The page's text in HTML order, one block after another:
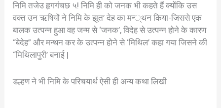
निमि तजेउ हृगगंचछ ५! निमि ही को जनक भी कहते हैं क्योंकि उस
वक्त उन ऋषियों ने निमि के झूत’ देह का मन्‍्थन किया-जिससे एक
बालक उत्पन्न हुआ वह जन्म से ‘जनक’, विदेह से उत्पन्न होने के कारण
“बेदेह” और मन्थन कर के उत्पन्न होने से ‘मिथिल’ कहा गया जिसने की
“मिथिलापुरी’ बनाई |
डल्हण ने भी निमि के परिचयार्थ ऐसी ही अन्य कथा लिखी